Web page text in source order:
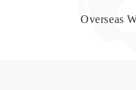
Overseas